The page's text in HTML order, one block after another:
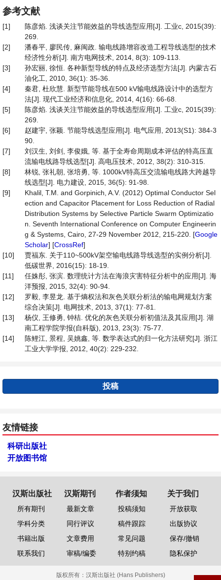
参考文献
[1]
陈彦焰. 浅谈关注节能效益的导线选型应用[J]. 工业c, 2015(39):
269.
[2]
潘春平, 廖民传, 麻闽政. 输电线路增容改造工程导线选型的技术
经济性分析[J]. 南方电网技术, 2014, 8(3): 109-113.
[3]
孙宏丽, 徐恒. 各种新型导线的特点及经济选型方法[J]. 内蒙古石
油化工, 2010, 36(1): 35-36.
[4]
秦君, 杜欣慧. 新型节能导线在500 kV输电线路设计中的选型方
法[J]. 现代工业经济和信息化, 2014, 4(16): 66-68.
[5]
陈彦焰. 浅谈关注节能效益的导线选型应用[J]. 工业c, 2015(39):
269.
[6]
赵建宇, 张颖. 节能导线选型应用[J]. 电气应用, 2013(S1): 384-3
90.
[7]
刘汉生, 刘剑, 李俊娥, 等. 基于全寿命周期成本评估的特高压直
流输电线路导线选型[J]. 高电压技术, 2012, 38(2): 310-315.
[8]
林锐, 张礼朝, 张培勇, 等. 1000kV特高压交流输电线路大跨越导
线选型[J]. 电力建设, 2015, 36(5): 91-98.
[9]
Khalil, T.M. and Gorpinich, A.V. (2012) Optimal Conductor Sel
ection and Capacitor Placement for Loss Reduction of Radial
Distribution Systems by Selective Particle Swarm Optimizatio
n. Seventh International Conference on Computer Engineerin
g & Systems, Cairo, 27-29 November 2012, 215-220. [Google
Scholar] [CrossRef]
[10]
贾福东. 关于110~500kV架空输电线路导线选型的实例分析[J].
低碳世界, 2016(15): 18-19.
[11]
任姝彤, 张滨. 数理统计方法在海浪灾害特征分析中的应用[J]. 海
洋预报, 2015, 32(4): 90-94.
[12]
罗毅, 李昱龙. 基于熵权法和灰色关联分析法的输电网规划方案
综合决策[J]. 电网技术, 2013, 37(1): 77-81.
[13]
杨仪, 王修勇, 钟桔. 优化的灰色关联分析初值法及其应用[J]. 湖
南工程学院学报(自科版), 2013, 23(3): 75-77.
[14]
陈鲤江, 景程, 吴姚鑫, 等. 数学表达式的归一化方法研究[J]. 浙江
工业大学学报, 2012, 40(2): 229-232.
投稿
友情链接
科研出版社
开放图书馆
汉斯出版社
所有期刊
学科分类
书籍出版
联系我们
汉斯期刊
最新文章
同行评议
文章费用
审稿/编委
作者须知
投稿须知
稿件跟踪
常见问题
特别约稿
关于我们
开放获取
出版协议
保存/撤销
隐私保护
版权所有： 汉斯出版社 (Hans Publishers)